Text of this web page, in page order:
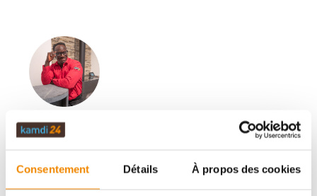
Consentement Détails À propos des cookies
Votre conseiller en matière de poêles
Aboubakar Fofana vous conseille volontiers sur le
thème des poêles-cheminées. Aucune question ne